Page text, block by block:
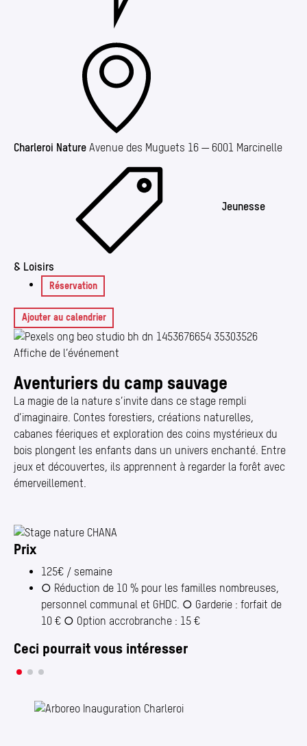
Charleroi Nature Avenue des Muguets 16 — 6001 Marcinelle
Jeunesse
& Loisirs
Réservation
Ajouter au calendrier
Affiche de l’événement
Aventuriers du camp sauvage
La magie de la nature s’invite dans ce stage rempli
d’imaginaire. Contes forestiers, créations naturelles,
cabanes féeriques et exploration des coins mystérieux du
bois plongent les enfants dans un univers enchanté. Entre
jeux et découvertes, ils apprennent à regarder la forêt avec
émerveillement.
Photo 1/1
Prix
125€ / semaine
○ Réduction de 10 % pour les familles nombreuses,
personnel communal et GHDC. ○ Garderie : forfait de
10 € ○ Option accrobranche : 15 €
Ceci pourrait vous intéresser